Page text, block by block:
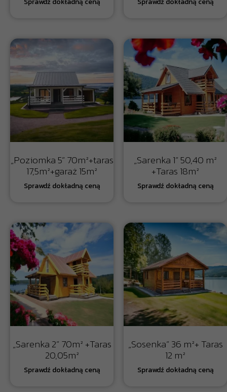
„Poziomka 5” 70m²+taras
17,5m²+garaż 15m²
„Sarenka 1” 50,40 m²
+Taras 18m²
„Sarenka 2” 70m² +Taras
20,05m²
„Sosenka” 36 m²+ Taras
12 m²